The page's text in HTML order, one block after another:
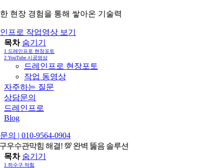
현장 경험을 통해 쌓아온 기술력
프로 작업영상 보기
목차 숨기기
1 드레인프로 현장포토
2 YouTube 시공영상
드레인프로 현장포토
작업 동영상
자주하는 질문
상담문의
드레인프로
Blog
의 | 010-9564-0904
우수관막힘 해결! 💯 완벽 뚫음 솔루션
목차 숨기기
1 하수구 막힘